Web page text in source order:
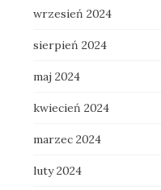
wrzesień 2024
sierpień 2024
maj 2024
kwiecień 2024
marzec 2024
luty 2024